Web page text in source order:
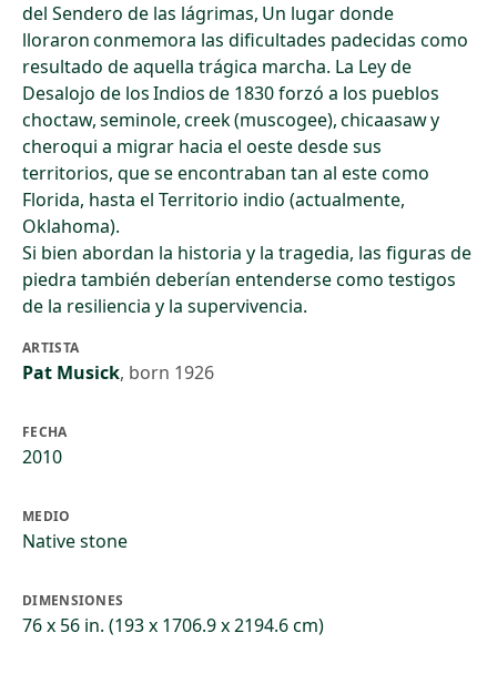
del Sendero de las lágrimas, Un lugar donde
lloraron conmemora las dificultades padecidas como
resultado de aquella trágica marcha. La Ley de
Desalojo de los Indios de 1830 forzó a los pueblos
choctaw, seminole, creek (muscogee), chicaasaw y
cheroqui a migrar hacia el oeste desde sus
territorios, que se encontraban tan al este como
Florida, hasta el Territorio indio (actualmente,
Oklahoma).
Si bien abordan la historia y la tragedia, las figuras de
piedra también deberían entenderse como testigos
de la resiliencia y la supervivencia.
ARTISTA
Pat Musick, born 1926
FECHA
2010
MEDIO
Native stone
DIMENSIONES
76 x 56 in. (193 x 1706.9 x 2194.6 cm)